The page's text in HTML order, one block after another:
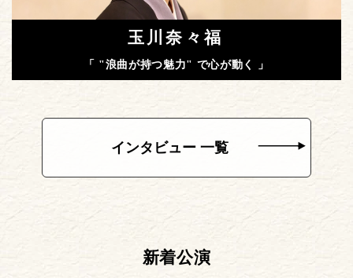
玉川奈々福
「 "浪曲が持つ魅力" で心が動く 」
インタビュー 一覧
新着公演